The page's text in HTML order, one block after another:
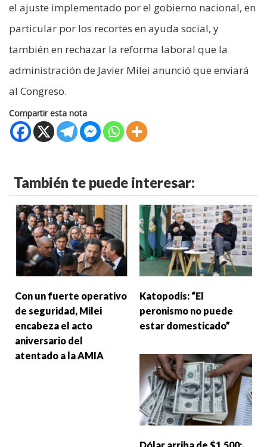
el ajuste implementado por el gobierno nacional, en
particular por los recortes en ayuda social, y
también en rechazar la reforma laboral que la
administración de Javier Milei anunció que enviará
al Congreso.
Compartir esta nota
También te puede interesar:
Con un fuerte operativo
de seguridad, Milei
encabeza el acto
aniversario del
atentado a la AMIA
Katopodis: “El
peronismo no puede
estar domesticado”
Dólar arriba de $1.500: